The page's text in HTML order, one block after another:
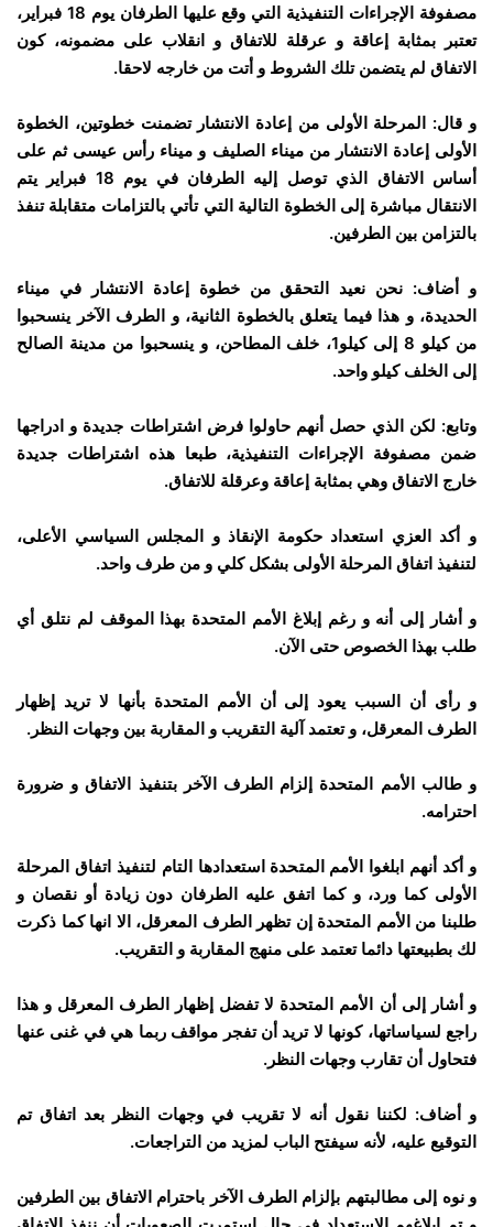
مصفوفة الإجراءات التنفيذية التي وقع عليها الطرفان يوم 18 فبراير،
تعتبر بمثابة إعاقة و عرقلة للاتفاق و انقلاب على مضمونه، كون
الاتفاق لم يتضمن تلك الشروط و أتت من خارجه لاحقا.
و قال: المرحلة الأولى من إعادة الانتشار تضمنت خطوتين، الخطوة
الأولى إعادة الانتشار من ميناء الصليف و ميناء رأس عيسى ثم على
أساس الاتفاق الذي توصل إليه الطرفان في يوم 18 فبراير يتم
الانتقال مباشرة إلى الخطوة التالية التي تأتي بالتزامات متقابلة تنفذ
بالتزامن بين الطرفين.
و أضاف: نحن نعيد التحقق من خطوة إعادة الانتشار في ميناء
الحديدة، و هذا فيما يتعلق بالخطوة الثانية، و الطرف الآخر ينسحبوا
من كيلو 8 إلى كيلو1، خلف المطاحن، و ينسحبوا من مدينة الصالح
إلى الخلف كيلو واحد.
وتابع: لكن الذي حصل أنهم حاولوا فرض اشتراطات جديدة و ادراجها
ضمن مصفوفة الإجراءات التنفيذية، طبعا هذه اشتراطات جديدة
خارج الاتفاق وهي بمثابة إعاقة وعرقلة للاتفاق.
و أكد العزي استعداد حكومة الإنقاذ و المجلس السياسي الأعلى،
لتنفيذ اتفاق المرحلة الأولى بشكل كلي و من طرف واحد.
و أشار إلى أنه و رغم إبلاغ الأمم المتحدة بهذا الموقف لم نتلق أي
طلب بهذا الخصوص حتى الآن.
و رأى أن السبب يعود إلى أن الأمم المتحدة بأنها لا تريد إظهار
الطرف المعرقل، و تعتمد آلية التقريب و المقاربة بين وجهات النظر.
و طالب الأمم المتحدة إلزام الطرف الآخر بتنفيذ الاتفاق و ضرورة
احترامه.
و أكد أنهم ابلغوا الأمم المتحدة استعدادها التام لتنفيذ اتفاق المرحلة
الأولى كما ورد، و كما اتفق عليه الطرفان دون زيادة أو نقصان و
طلبنا من الأمم المتحدة إن تظهر الطرف المعرقل، الا انها كما ذكرت
لك بطبيعتها دائما تعتمد على منهج المقاربة و التقريب.
و أشار إلى أن الأمم المتحدة لا تفضل إظهار الطرف المعرقل و هذا
راجع لسياساتها، كونها لا تريد أن تفجر مواقف ربما هي في غنى عنها
فتحاول أن تقارب وجهات النظر.
و أضاف: لكننا نقول أنه لا تقريب في وجهات النظر بعد اتفاق تم
التوقيع عليه، لأنه سيفتح الباب لمزيد من التراجعات.
و نوه إلى مطالبتهم بإلزام الطرف الآخر باحترام الاتفاق بين الطرفين